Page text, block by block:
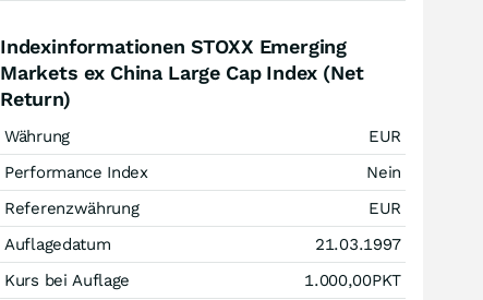
Indexinformationen STOXX Emerging
Markets ex China Large Cap Index (Net
Return)
Währung
EUR
Performance Index
Nein
Referenzwährung
EUR
Auflagedatum
21.03.1997
Kurs bei Auflage
1.000,00PKT